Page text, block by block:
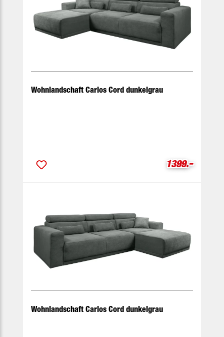
Wohnlandschaft Carlos Cord dunkelgrau
Verkaufspreis:
1399.-
Wohnlandschaft Carlos Cord dunkelgrau